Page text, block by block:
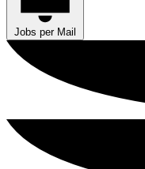
Jobs per Mail